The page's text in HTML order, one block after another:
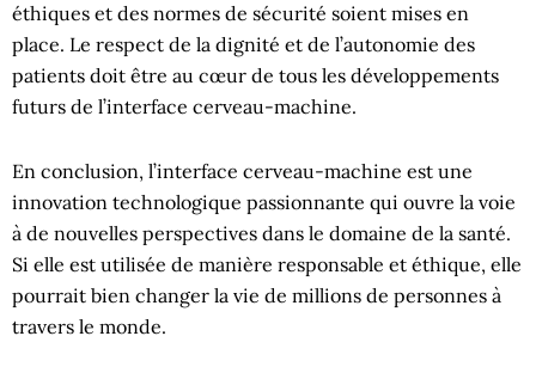
éthiques et des normes de sécurité soient mises en
place. Le respect de la dignité et de l’autonomie des
patients doit être au cœur de tous les développements
futurs de l’interface cerveau-machine.
En conclusion, l’interface cerveau-machine est une
innovation technologique passionnante qui ouvre la voie
à de nouvelles perspectives dans le domaine de la santé.
Si elle est utilisée de manière responsable et éthique, elle
pourrait bien changer la vie de millions de personnes à
travers le monde.